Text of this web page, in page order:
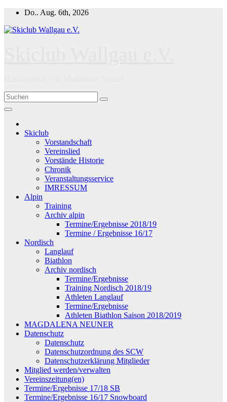
Zum
springen
Do.. Aug. 6th, 2026
Skiclub
Vorstandschaft
Vereinslied
Vorstände Historie
Chronik
Veranstaltungsservice
IMRESSUM
Alpin
Training
Archiv alpin
Termine/Ergebnisse 2018/19
Termine / Ergebnisse 16/17
Nordisch
Langlauf
Biathlon
Archiv nordisch
Termine/Ergebnisse
Training Nordisch 2018/19
Athleten Langlauf
Termine/Ergebnisse
Athleten Biathlon Saison 2018/2019
MAGDALENA NEUNER
Datenschutz
Datenschutz
Datenschutzordnung des SCW
Datenschutzerklärung Mitglieder
Mitglied werden/verwalten
Vereinszeitung(en)
Termine/Ergebnisse 17/18 SB
Termine/Ergebnisse 16/17 Snowboard